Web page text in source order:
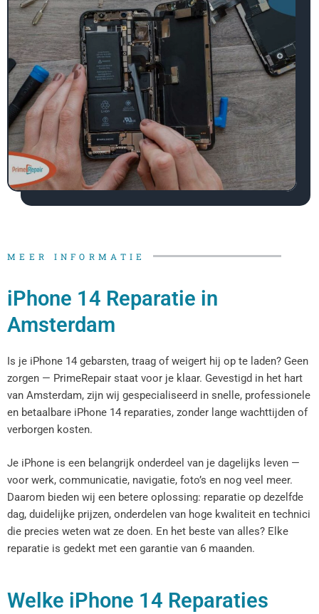
MEER INFORMATIE
iPhone 14 Reparatie in
Amsterdam
Is je iPhone 14 gebarsten, traag of weigert hij op te laden? Geen
zorgen — PrimeRepair staat voor je klaar. Gevestigd in het hart
van Amsterdam, zijn wij gespecialiseerd in snelle, professionele
en betaalbare iPhone 14 reparaties, zonder lange wachttijden of
verborgen kosten.
Je iPhone is een belangrijk onderdeel van je dagelijks leven —
voor werk, communicatie, navigatie, foto’s en nog veel meer.
Daarom bieden wij een betere oplossing: reparatie op dezelfde
dag, duidelijke prijzen, onderdelen van hoge kwaliteit en technici
die precies weten wat ze doen. En het beste van alles? Elke
reparatie is gedekt met een garantie van 6 maanden.
Welke iPhone 14 Reparaties